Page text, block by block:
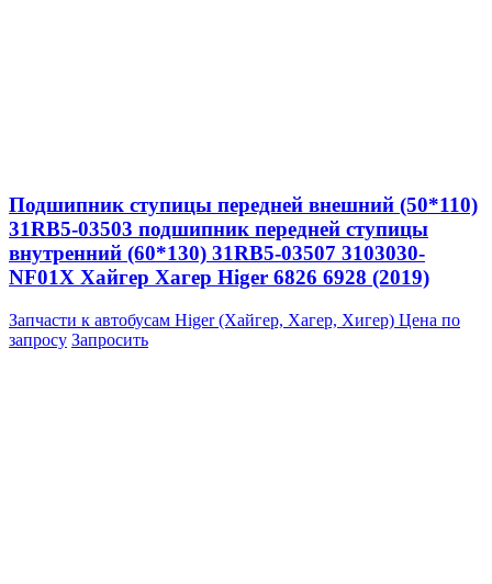
Подшипник ступицы передней внешний (50*110)
31RB5-03503 подшипник передней ступицы
внутренний (60*130) 31RB5-03507 3103030-
NF01X Хайгер Хагер Higer 6826 6928 (2019)
Запчасти к автобусам Higer (Хайгер, Хагер, Хигер) Цена по
запросу Запросить